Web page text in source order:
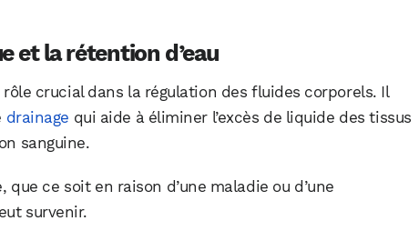
et la rétention d’eau
crucial dans la régulation des fluides corporels. Il
drainage qui aide à éliminer l’excès de liquide des tissus
sanguine.
ce soit en raison d’une maladie ou d’une
survenir.